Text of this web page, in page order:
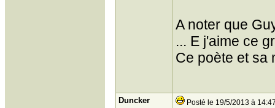
A noter que
... E j'aime ce
Ce poète et sa
Duncker Posté le 19/5/2013 à